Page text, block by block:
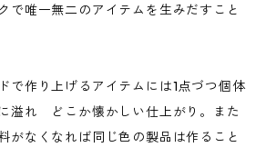
で唯一無二のアイテムを生みだすこと
で作り上げるアイテムには1点づつ個体
溢れ どこか懐かしい仕上がり。また
がなくなれば同じ色の製品は作ること